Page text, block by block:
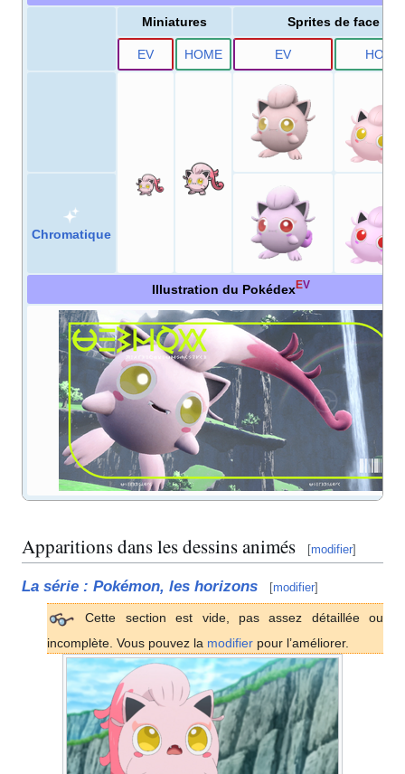
Miniatures Sprites de face
EV HOME EV HOME
Chromatique
Illustration du PokédexEV
Apparitions dans les dessins animés [modifier]
La série : Pokémon, les horizons [modifier]
Cette section est vide, pas assez détaillée ou
incomplète. Vous pouvez la modifier pour l’améliorer.